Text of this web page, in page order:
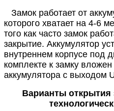
Замок работает от
которого хватает на 4-6
того как часто замок
закрытие. Аккумулятор
внутреннем корпусе под
комплекте к замку
аккумулятора с выходом
Варианты открытия